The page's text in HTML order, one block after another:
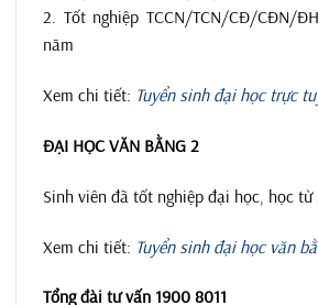
2. Tốt nghiệp TCCN/TCN/CĐ/CĐN/
năm
Xem chi tiết: Tuyển sinh đại học trực
ĐẠI HỌC VĂN BẰNG 2
Sinh viên đã tốt nghiệp đại học, học từ
Xem chi tiết: Tuyển sinh đại học văn
Tổng đài tư vấn 1900 8011